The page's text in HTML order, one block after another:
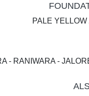
PALE
- RANIWARA -